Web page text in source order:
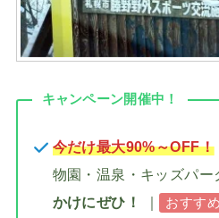
キャンペーン開催中！
今だけ最大90%～OFF！
物園・温泉・キッズパ
かけにぜひ！
おすすめ